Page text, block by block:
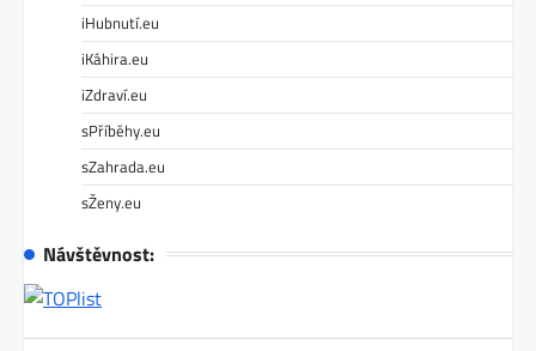
iHubnutí.eu
iKáhira.eu
iZdraví.eu
sPříběhy.eu
sZahrada.eu
sŽeny.eu
Návštěvnost: